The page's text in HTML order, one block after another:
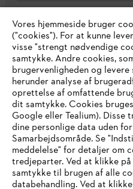
Virksomheden
STIHL FAQ
Service
IHR BROWSER
UNTERSTÜTZT
Vores hjemmeside bruger
("cookies"). For at kunne
visse "strengt nødvendige
samtykke. Andre cookies,
brugervenligheden og
herunder analyse af
oprettelse af omfattende
dit samtykke. Cookies
Google eller Tealium). Disse
dine personlige data uden
Samarbejdsområde. Se
meddelelse" for detaljer om
tredjeparter. Ved at klikke
samtykke til brugen af alle
databehandling. Ved at